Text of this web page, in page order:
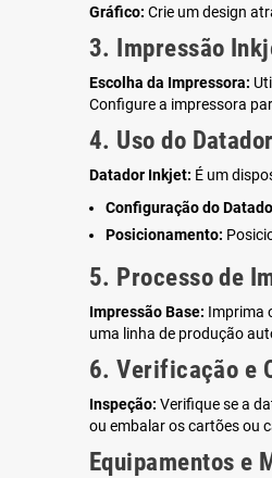
Gráfico: Crie um design
3. Impressão
Escolha da Impressora:
Configure a impressora
4. Uso do
Datador Inkjet: É um
Configuração do
Posicionamento:
5. Processo de
Impressão Base: Imprima
uma linha de produção
6. Verificação e
Inspeção: Verifique se a
ou embalar os cartões ou
Equipamentos e